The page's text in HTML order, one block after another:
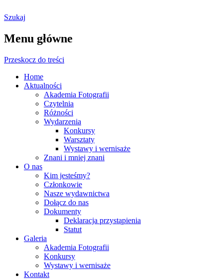
Ostrołęckie Towarzystwo
Fotograficzne
Szukaj
Menu główne
Przeskocz do treści
Home
Aktualności
Akademia Fotografii
Czytelnia
Różności
Wydarzenia
Konkursy
Warsztaty
Wystawy i wernisaże
Znani i mniej znani
O nas
Kim jesteśmy?
Członkowie
Nasze wydawnictwa
Dołącz do nas
Dokumenty
Deklaracja przystąpienia
Statut
Galeria
Akademia Fotografii
Konkursy
Wystawy i wernisaże
Kontakt